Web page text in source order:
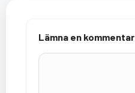
Lämna en kommentar
Kommentar